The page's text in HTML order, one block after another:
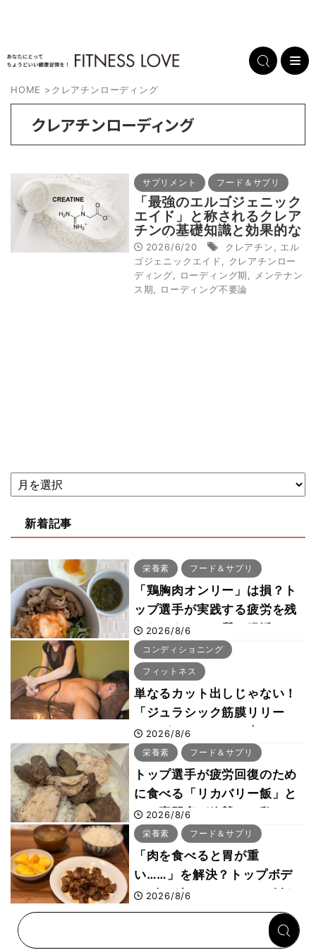
HOME >クレアチンローディング
クレアチンローディング
サプリメント フード＆サプリ
「最強のエルゴジェニック
エイド」と称されるクレア
チンの基礎知識と効果的な
摂取方法を米国フィットネ
ス誌が伝授！
2026/6/20 クレアチン
エル
ゴジェニックエイド
クレアチンロー
ディング
ローディング期
メンテナン
ス期
ローディング不要論
新着記事
栄養素 フード＆サプリ
「鶏胸肉オンリー」は損？ト
ップ選手が実践する疲労を残
さないタンパク質＆腸活コン
ボ
2026/8/6
コンディショニング
フィットネス
単なるカット出しじゃない！
「ジュラシック筋膜リリー
ス」が口コミだけで大ヒット
した納得の理由 木澤大祐が
解説
2026/8/6
栄養素 フード＆サプリ
トップ選手が疲労回復のため
に食べる「リカバリー飯」と
は？専門家が絶賛した鶏レバ
ー活用法
2026/8/6
栄養素 フード＆サプリ
「肉を食べると胃が重
い……」を解決？トップボデ
ィビルダーのリカバリー飯を
専門家がロジカル解説
2026/8/6